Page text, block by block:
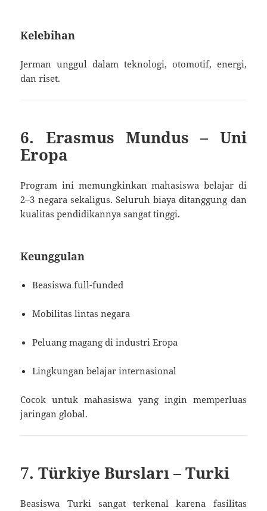
Kelebihan
Jerman unggul dalam teknologi, otomotif, energi,
dan riset.
6. Erasmus Mundus – Uni
Eropa
Program ini memungkinkan mahasiswa belajar di
2–3 negara sekaligus. Seluruh biaya ditanggung dan
kualitas pendidikannya sangat tinggi.
Keunggulan
Beasiswa full-funded
Mobilitas lintas negara
Peluang magang di industri Eropa
Lingkungan belajar internasional
Cocok untuk mahasiswa yang ingin memperluas
jaringan global.
7. Türkiye Bursları – Turki
Beasiswa Turki sangat terkenal karena fasilitas